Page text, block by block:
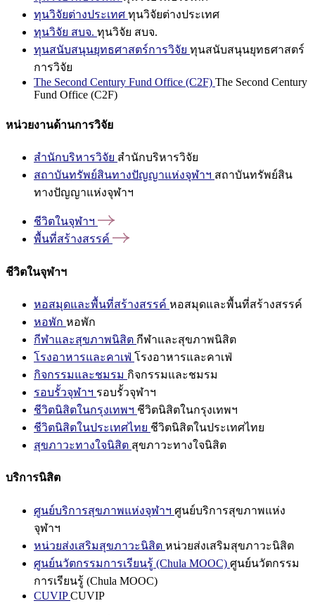
ทุนวิจัยต่างประเทศ ทุนวิจัยต่างประเทศ
ทุนวิจัย สบจ. ทุนวิจัย สบจ.
ทุนสนับสนุนยุทธศาสตร์การวิจัย ทุนสนับสนุนยุทธศาสตร์
การวิจัย
The Second Century Fund Office (C2F) The Second Century
Fund Office (C2F)
หน่วยงานด้านการวิจัย
สำนักบริหารวิจัย สำนักบริหารวิจัย
สถาบันทรัพย์สินทางปัญญาแห่งจุฬาฯ สถาบันทรัพย์สิน
ทางปัญญาแห่งจุฬาฯ
ชีวิตในจุฬาฯ
พื้นที่สร้างสรรค์
ชีวิตในจุฬาฯ
หอสมุดและพื้นที่สร้างสรรค์ หอสมุดและพื้นที่สร้างสรรค์
หอพัก หอพัก
กีฬาและสุขภาพนิสิต กีฬาและสุขภาพนิสิต
โรงอาหารและคาเฟ่ โรงอาหารและคาเฟ่
กิจกรรมและชมรม กิจกรรมและชมรม
รอบรั้วจุฬาฯ รอบรั้วจุฬาฯ
ชีวิตนิสิตในกรุงเทพฯ ชีวิตนิสิตในกรุงเทพฯ
ชีวิตนิสิตในประเทศไทย ชีวิตนิสิตในประเทศไทย
สุขภาวะทางใจนิสิต สุขภาวะทางใจนิสิต
บริการนิสิต
ศูนย์บริการสุขภาพแห่งจุฬาฯ ศูนย์บริการสุขภาพแห่ง
จุฬาฯ
หน่วยส่งเสริมสุขภาวะนิสิต หน่วยส่งเสริมสุขภาวะนิสิต
ศูนย์นวัตกรรมการเรียนรู้ (Chula MOOC) ศูนย์นวัตกรรม
การเรียนรู้ (Chula MOOC)
CUVIPCUVIP